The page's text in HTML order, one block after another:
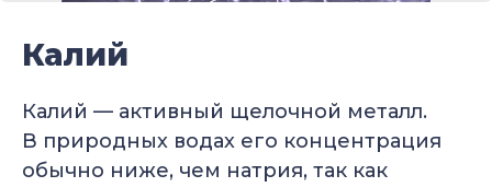
Калий
Калий — активный щелочной металл.
В природных водах его концентрация
обычно ниже, чем натрия, так как